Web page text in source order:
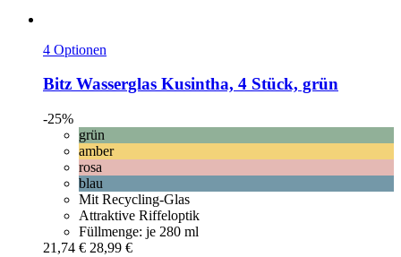
4 Optionen
Bitz Wasserglas Kusintha, 4 Stück, grün
-25%
grün
amber
rosa
blau
Mit Recycling-Glas
Attraktive Riffeloptik
Füllmenge: je 280 ml
21,74 € 28,99 €